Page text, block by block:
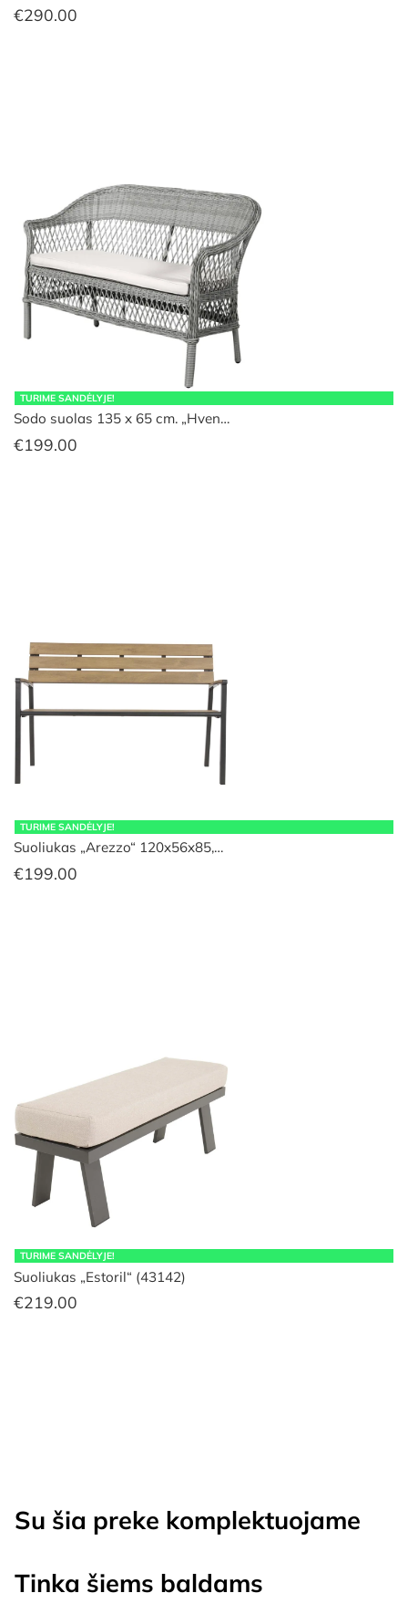
€290.00
TURIME SANDĖLYJE!
Sodo suolas 135 x 65 cm. „Hven…
€199.00
TURIME SANDĖLYJE!
Suoliukas „Arezzo“ 120x56x85,…
€199.00
TURIME SANDĖLYJE!
Suoliukas „Estoril“ (43142)
€219.00
Su šia preke komplektuojame
Tinka šiems baldams